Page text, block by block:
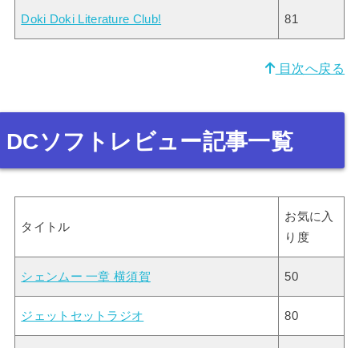
Doki Doki Literature Club! 81
目次へ戻る
DCソフトレビュー記事一覧
タイトル
お気に入
り度
シェンムー 一章 横須賀 50
ジェットセットラジオ 80